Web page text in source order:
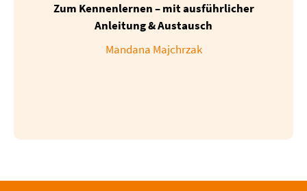
Zum Kennenlernen – mit ausführlicher
Anleitung & Austausch
Mandana Majchrzak